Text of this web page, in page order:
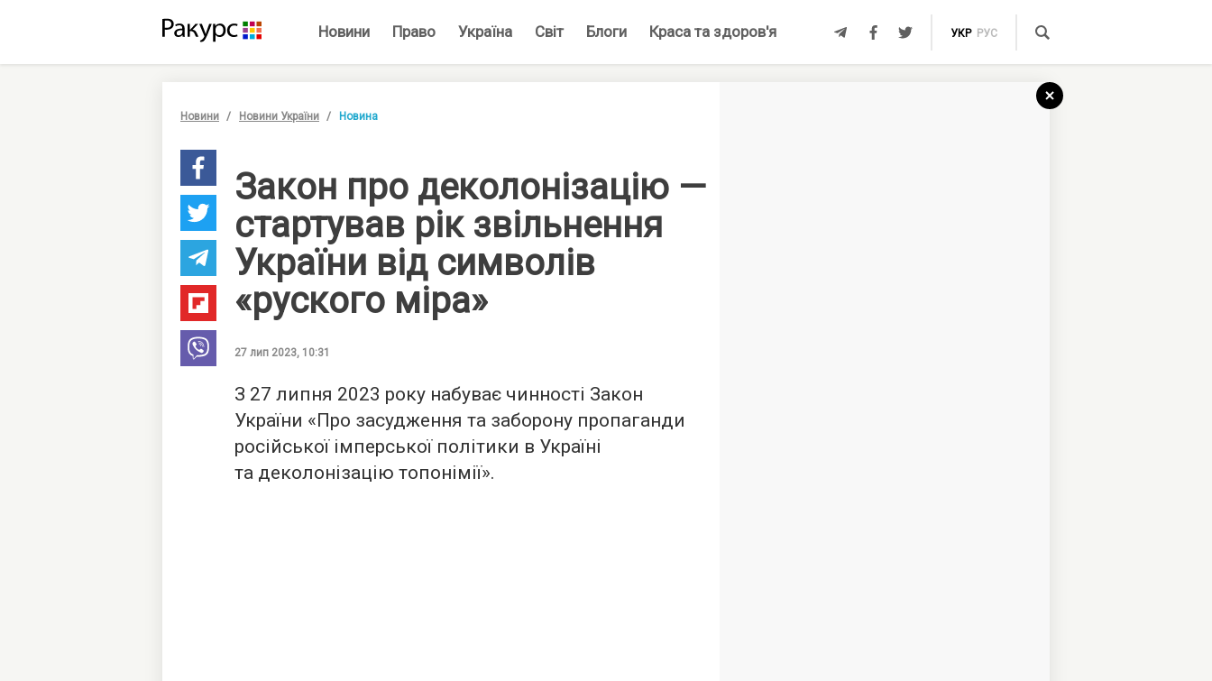
Новини Право Україна Світ Блоги Краса та здоров'я УКР РУС
Новини Новини України Новина
Закон про деколонізацію —
стартував рік звільнення
України від символів
«руского міра»
27 лип 2023, 10:31
З 27 липня 2023 року набуває чинності Закон
України «Про засудження та заборону пропаганди
російської імперської політики в Україні
та деколонізацію топонімії».